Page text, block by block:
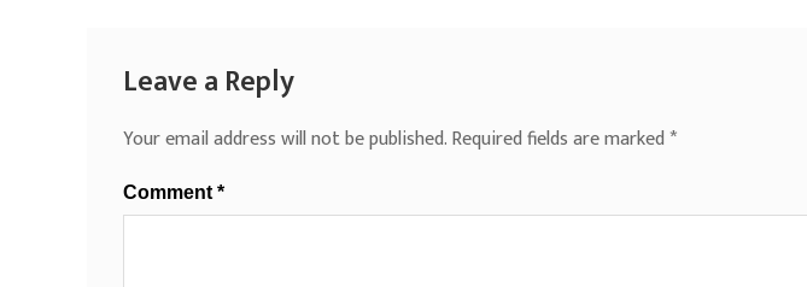
Leave a Reply
Your email address will not be published.Required fields are marked*
Comment *